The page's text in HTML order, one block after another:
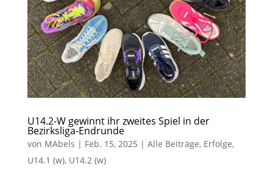
U14.2-W gewinnt ihr zweites Spiel in der
Bezirksliga-Endrunde
von MAbels | Feb. 15, 2025 | Alle Beiträge, Erfolge,
U14.1 (w), U14.2 (w)